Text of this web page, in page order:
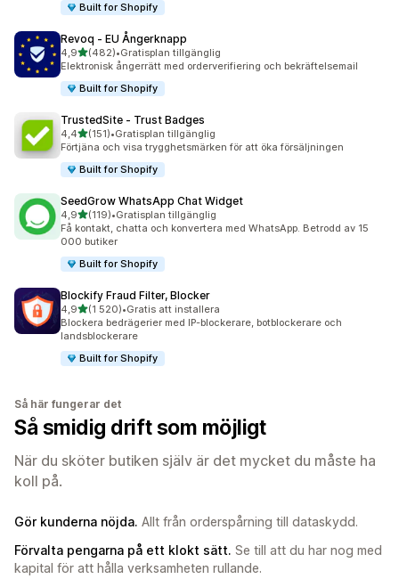
Built for Shopify
Revoq ‑ EU Ångerknapp
4,9av 5 stjärnor
(482)
482 recensioner totalt
•Gratisplan tillgänglig
Elektronisk ångerrätt med orderverifiering och bekräftelsemail
Built for Shopify
TrustedSite ‑ Trust Badges
4,4av 5 stjärnor
(151)
151 recensioner totalt
•Gratisplan tillgänglig
Förtjäna och visa trygghetsmärken för att öka försäljningen
Built for Shopify
SeedGrow WhatsApp Chat Widget
4,9av 5 stjärnor
(119)
119 recensioner totalt
•Gratisplan tillgänglig
Få kontakt, chatta och konvertera med WhatsApp. Betrodd av 15
000 butiker
Built for Shopify
Blockify Fraud Filter, Blocker
4,9av 5 stjärnor
(1 520)
1520 recensioner totalt
•Gratis att installera
Blockera bedrägerier med IP-blockerare, botblockerare och
landsblockerare
Built for Shopify
Så här fungerar det
Så smidig drift som möjligt
När du sköter butiken själv är det mycket du måste ha
koll på.
Gör kunderna nöjda. Allt från orderspårning till dataskydd.
Förvalta pengarna på ett klokt sätt. Se till att du har nog med
kapital för att hålla verksamheten rullande.